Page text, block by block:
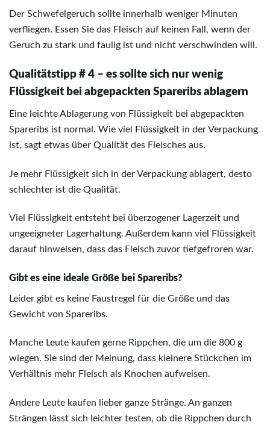
Der Schwefelgeruch sollte innerhalb weniger Minuten
verfliegen. Essen Sie das Fleisch auf keinen Fall, wenn der
Geruch zu stark und faulig ist und nicht verschwinden will.
Qualitätstipp # 4 – es sollte sich nur wenig
Flüssigkeit bei abgepackten Spareribs ablagern
Eine leichte Ablagerung von Flüssigkeit bei abgepackten
Spareribs ist normal. Wie viel Flüssigkeit in der Verpackung
ist, sagt etwas über Qualität des Fleisches aus.
Je mehr Flüssigkeit sich in der Verpackung ablagert, desto
schlechter ist die Qualität.
Viel Flüssigkeit entsteht bei überzogener Lagerzeit und
ungeeigneter Lagerhaltung. Außerdem kann viel Flüssigkeit
darauf hinweisen, dass das Fleisch zuvor tiefgefroren war.
Gibt es eine ideale Größe bei Spareribs?
Leider gibt es keine Faustregel für die Größe und das
Gewicht von Spareribs.
Manche Leute kaufen gerne Rippchen, die um die 800 g
wiegen. Sie sind der Meinung, dass kleinere Stückchen im
Verhältnis mehr Fleisch als Knochen aufweisen.
Andere Leute kaufen lieber ganze Stränge. An ganzen
Strängen lässt sich leichter testen, ob die Rippchen durch